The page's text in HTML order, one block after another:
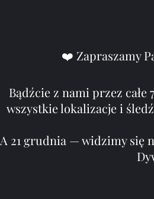
❤️ Zapraszamy
Bądźcie z nami przez
wszystkie lokalizacje i
A 21 grudnia — widzimy się